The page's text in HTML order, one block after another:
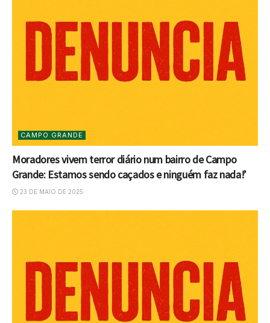
CAMPO GRANDE
Moradores vivem terror diário num bairro de Campo
Grande: Estamos sendo caçados e ninguém faz nada!’
23 DE MAIO DE 2025